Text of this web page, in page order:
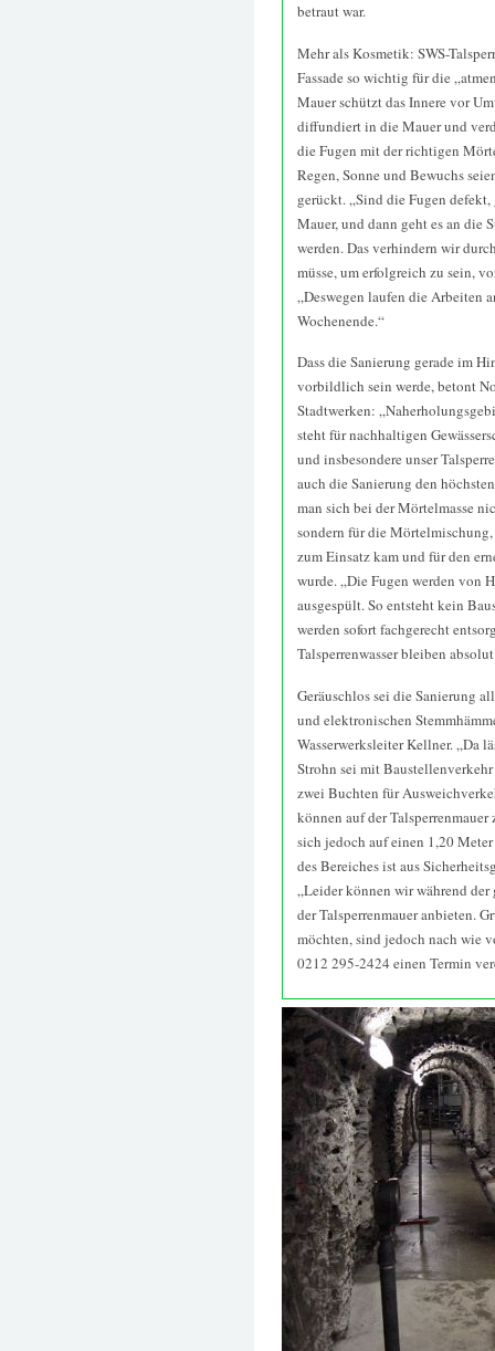
betraut war.
Mehr als Kosmetik: SWS-
Fassade so wichtig für die
Mauer schützt das Innere vor
diffundiert in die Mauer und
die Fugen mit der richtigen
Regen, Sonne und Bewuchs
gerückt. „Sind die Fugen
Mauer, und dann geht es an die
werden. Das verhindern wir
müsse, um erfolgreich zu sein,
„Deswegen laufen die Arbeiten
Wochenende.“
Dass die Sanierung gerade im
vorbildlich sein werde, betont
Stadtwerken:
steht für nachhaltigen
und insbesondere unser
auch die Sanierung den
man sich bei der Mörtelmasse
sondern für die
zum Einsatz kam und für den
wurde. „Die Fugen werden von
ausgespült. So entsteht kein
werden sofort fachgerecht
Talsperrenwasser bleiben
Geräuschlos sei die Sanierung
und elektronischen
Wasserwerksleiter Kellner. „Da
Strohn sei mit Baustellenverkehr
zwei Buchten für
können auf der
sich jedoch auf einen 1,20
des Bereiches ist aus
„Leider können wir während
der Talsperrenmauer anbieten.
möchten, sind jedoch nach wie
0212 295-2424 einen Termin